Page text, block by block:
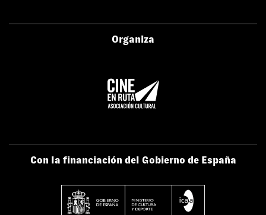
Organiza
Con la financiación del Gobierno de España